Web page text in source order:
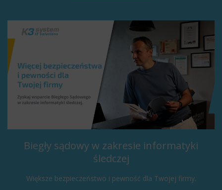
Biegły sądowy w zakresie informatyki
śledczej
Większe bezpieczeństwo i pewność dla Twojej firmy.